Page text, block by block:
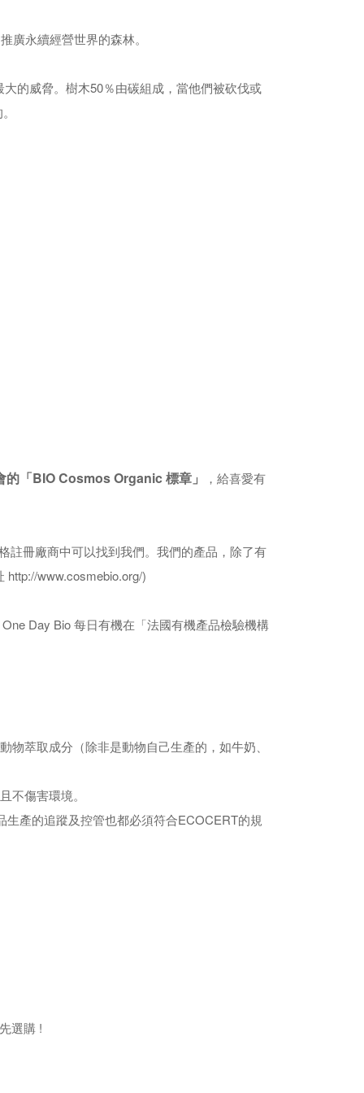
廣永續經營世界的森林。
的威脅。樹木50％由碳組成，當他們被砍伐或
「BIO Cosmos Organic 標章」
，給喜愛有
註冊廠商中可以找到我們。我們的產品，除了有
www.cosmebio.org/)
Day Bio 每日有機在「法國有機產品檢驗機構
萃取成分（除非是動物自己生產的，如牛奶、
不傷害環境。
產的追蹤及控管也都必須符合ECOCERT的規
選購 !